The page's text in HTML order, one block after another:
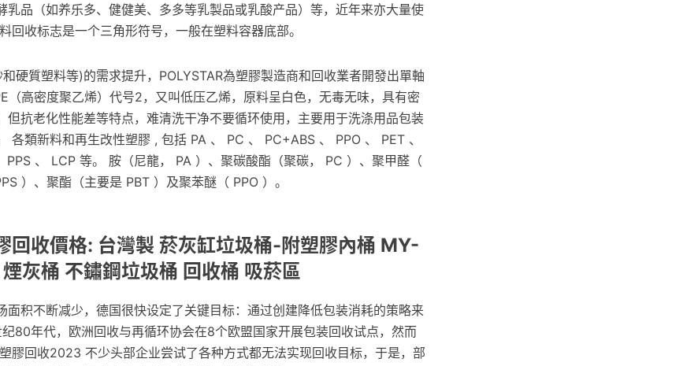
乳品（如养乐多、健健美、多多等乳製品或乳酸产品）等，近年来亦大量使
回收标志是一个三角形符号，一般在塑料容器底部。
硬質塑料等)的需求提升，POLYSTAR為塑膠製造商和回收業者開發出單軸
（高密度聚乙烯）代号2，又叫低压乙烯，原料呈白色，无毒无味，具有密
但抗老化性能差等特点，难清洗干净不要循环使用，主要用于洗涤用品包装
各類新料和再生改性塑膠 , 包括 PA 、 PC 、 PC+ABS 、 PPO 、 PET 、
PPS 、 LCP 等。 胺（尼龍， PA ）、聚碳酸酯（聚碳， PC ）、聚甲醛（
）、聚酯（主要是 PBT ）及聚苯醚（ PPO ）。
回收價格: 台灣製 菸灰缸垃圾桶-附塑膠內桶 MY-
灰桶 不鏽鋼垃圾桶 回收桶 吸菸區
面积不断减少，德国很快设定了关键目标：通过创建降低包装消耗的策略来
80年代，欧洲回收与再循环协会在8个欧盟国家开展包装回收试点，然而
膠回收2023 不少头部企业尝试了各种方式都无法实现回收目标，于是，部